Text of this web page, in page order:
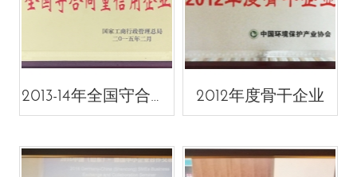
2013-14年全国守合同重信用企业 2012年度骨干企业